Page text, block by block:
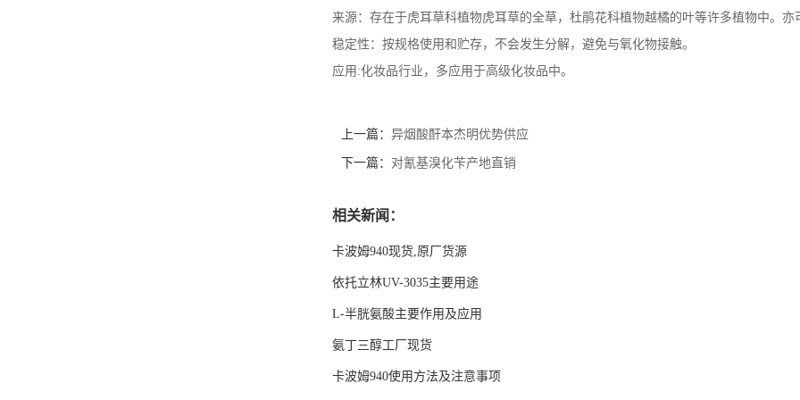
来源：存在于虎耳草科植物虎耳草的全草，杜鹃花科植物越橘的叶等许多植物中。亦
稳定性：按规格使用和贮存，不会发生分解，避免与氧化物接触。
应用:化妆品行业，多应用于高级化妆品中。
上一篇： 异烟酸酐本杰明优势供应
下一篇： 对氰基溴化苄产地直销
相关新闻：
卡波姆940现货,原厂货源
依托立林UV-3035主要用途
L-半胱氨酸主要作用及应用
氨丁三醇工厂现货
卡波姆940使用方法及注意事项